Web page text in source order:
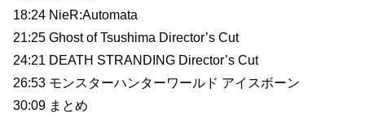
18:24 NieR:Automata
21:25 Ghost of Tsushima Director’s Cut
24:21 DEATH STRANDING Director’s Cut
26:53 モンスターハンターワールド アイスボーン
30:09 まとめ